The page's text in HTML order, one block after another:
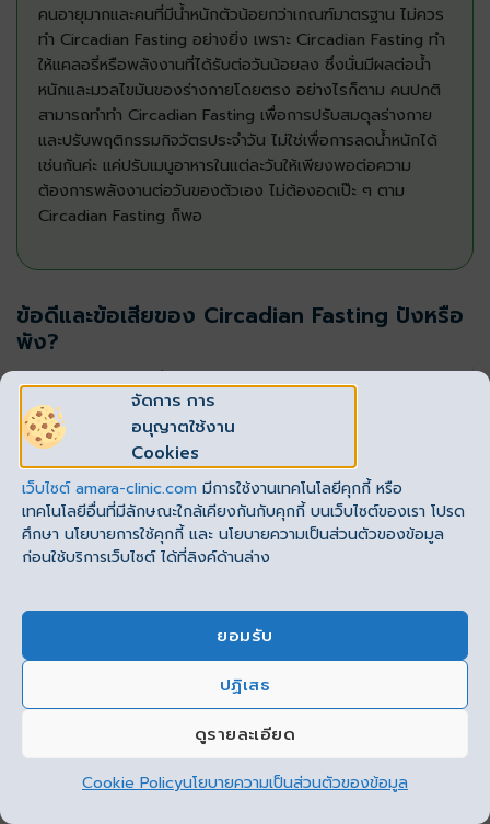
จัดการ การ
อนุญาตใช้งาน
Cookies
เว็บไซต์amara-clinic.com มีการใช้งานเทคโนโลยีคุกกี้ หรือ
เทคโนโลยีอื่นที่มีลักษณะใกล้เคียงกันกับคุกกี้ บนเว็บไซต์ของเรา โปรด
ศึกษา นโยบายการใช้คุกกี้ และ นโยบายความเป็นส่วนตัวของข้อมูล
ก่อนใช้บริการเว็บไซต์ ได้ที่ลิงค์ด้านล่าง
ยอมรับ
ปฏิเสธ
ดูรายละเอียด
Cookie Policyนโยบายความเป็นส่วนตัวของข้อมูล
คนอายุมากและคนที่มีน้ำหนักตัวน้อยกว่าเกณฑ์มาตรฐาน ไม่ควร
ทำ Circadian Fasting อย่างยิ่ง เพราะ Circadian Fasting ทำ
ให้แคลอรี่หรือพลังงานที่ได้รับต่อวันน้อยลง ซึ่งนั่นมีผลต่อน้ำ
หนักและมวลไขมันของร่างกายโดยตรง อย่างไรก็ตาม คนปกติ
สามารถทำทำ Circadian Fasting เพื่อการปรับสมดุลร่างกาย
และปรับพฤติกรรมกิจวัตรประจำวัน ไม่ใช่เพื่อการลดน้ำหนักได้
เช่นกันค่ะ แค่ปรับเมนูอาหารในแต่ละวันให้เพียงพอต่อความ
ต้องการพลังงานต่อวันของตัวเอง ไม่ต้องอดเป๊ะ ๆ ตาม
Circadian Fasting ก็พอ
ข้อดีและข้อเสียของ Circadian Fasting ปังหรือ
พัง?
ข้อดีของ Circadian Fasting
ช่วยปรับพฤติกรรมการกิน ลดความเสี่ยงเป็นโรคกระเพาะ
ทำให้ย่อยอาหารง่ายขึ้น
เผาผลาญได้รวดเร็วลดไขมันและน้ำตาลในเลือดได้ดี
ปรับสมดุลการหลั่งฮอร์โมนต่าง ๆ สุขภาพโดยรวมดีขึ้น
ไม่หิวง่าย เพราะกินครบและนอนพอ
ของ Circadian Fasting
ลดน้ำหนักและสัดส่วนได้ช้า เพราะเป็นการลดแบบค่อยเป็น
ค่อยไปมากกว่า
This site uses cookies to offer you a better browsing
experience. By browsing this website, you agree to our
use of cookies.
ยอมรับ